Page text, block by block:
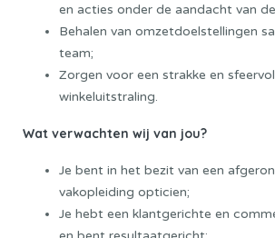
en acties onder de aandacht van
Behalen van omzetdoelstellingen
team;
Zorgen voor een strakke en
winkeluitstraling.
Wat verwachten wij van jou?
Je bent in het bezit van een
vakopleiding opticien;
Je hebt een klantgerichte en